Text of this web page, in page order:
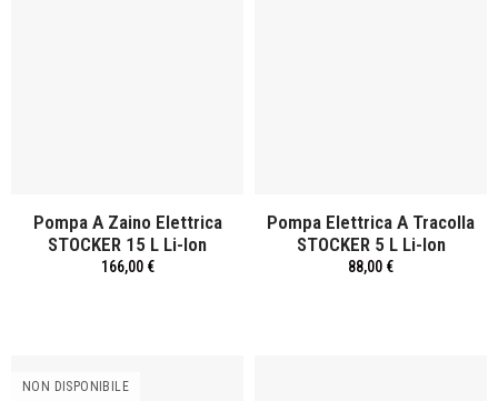
Pompa A Zaino Elettrica
STOCKER 15 L Li-Ion
166,00 €
Pompa Elettrica A Tracolla
STOCKER 5 L Li-Ion
88,00 €
NON DISPONIBILE